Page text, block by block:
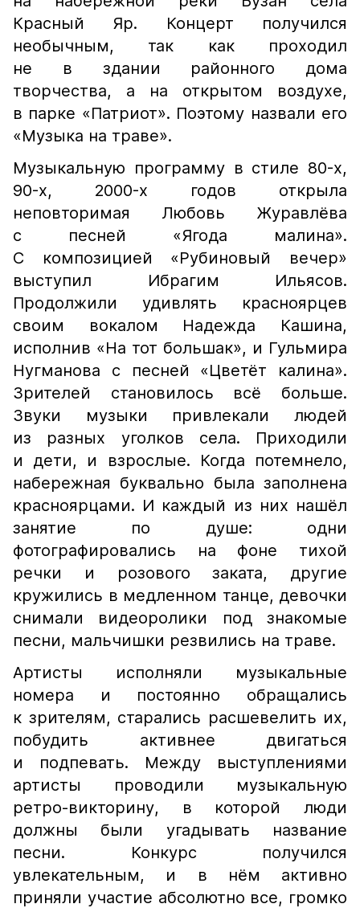
Красный Яр. Концерт получился
необычным, так как проходил
не в здании районного дома
творчества, а на открытом воздухе,
в парке «Патриот». Поэтому назвали его
«Музыка на траве».
Музыкальную программу в стиле 80-х,
90-х, 2000-х годов открыла
неповторимая Любовь Журавлёва
с песней «Ягода малина».
С композицией «Рубиновый вечер»
выступил Ибрагим Ильясов.
Продолжили удивлять красноярцев
своим вокалом Надежда Кашина,
исполнив «На тот большак», и Гульмира
Нугманова с песней «Цветёт калина».
Зрителей становилось всё больше.
Звуки музыки привлекали людей
из разных уголков села. Приходили
и дети, и взрослые. Когда потемнело,
набережная буквально была заполнена
красноярцами. И каждый из них нашёл
занятие по душе: одни
фотографировались на фоне тихой
речки и розового заката, другие
кружились в медленном танце, девочки
снимали видеоролики под знакомые
песни, мальчишки резвились на траве.
Артисты исполняли музыкальные
номера и постоянно обращались
к зрителям, старались расшевелить их,
побудить активнее двигаться
и подпевать. Между выступлениями
артисты проводили музыкальную
ретро-викторину, в которой люди
должны были угадывать название
песни. Конкурс получился
увлекательным, и в нём активно
приняли участие абсолютно все, громко